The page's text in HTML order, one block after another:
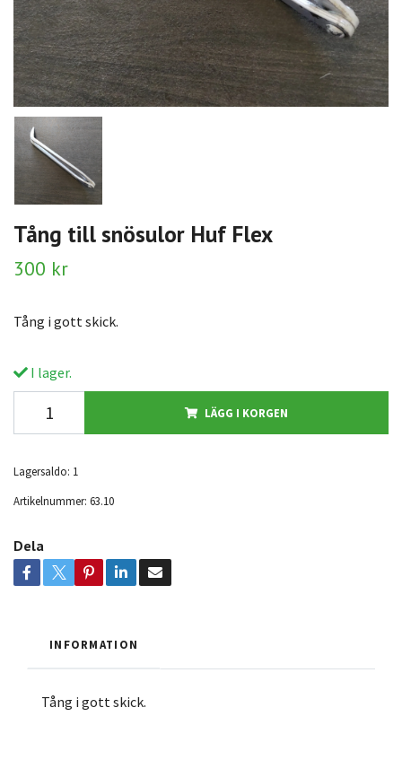
Tång till snösulor Huf Flex
300 kr
Tång i gott skick.
I lager.
LÄGG I KORGEN
Lagersaldo: 1
Artikelnummer: 63.10
Dela
INFORMATION
Tång i gott skick.